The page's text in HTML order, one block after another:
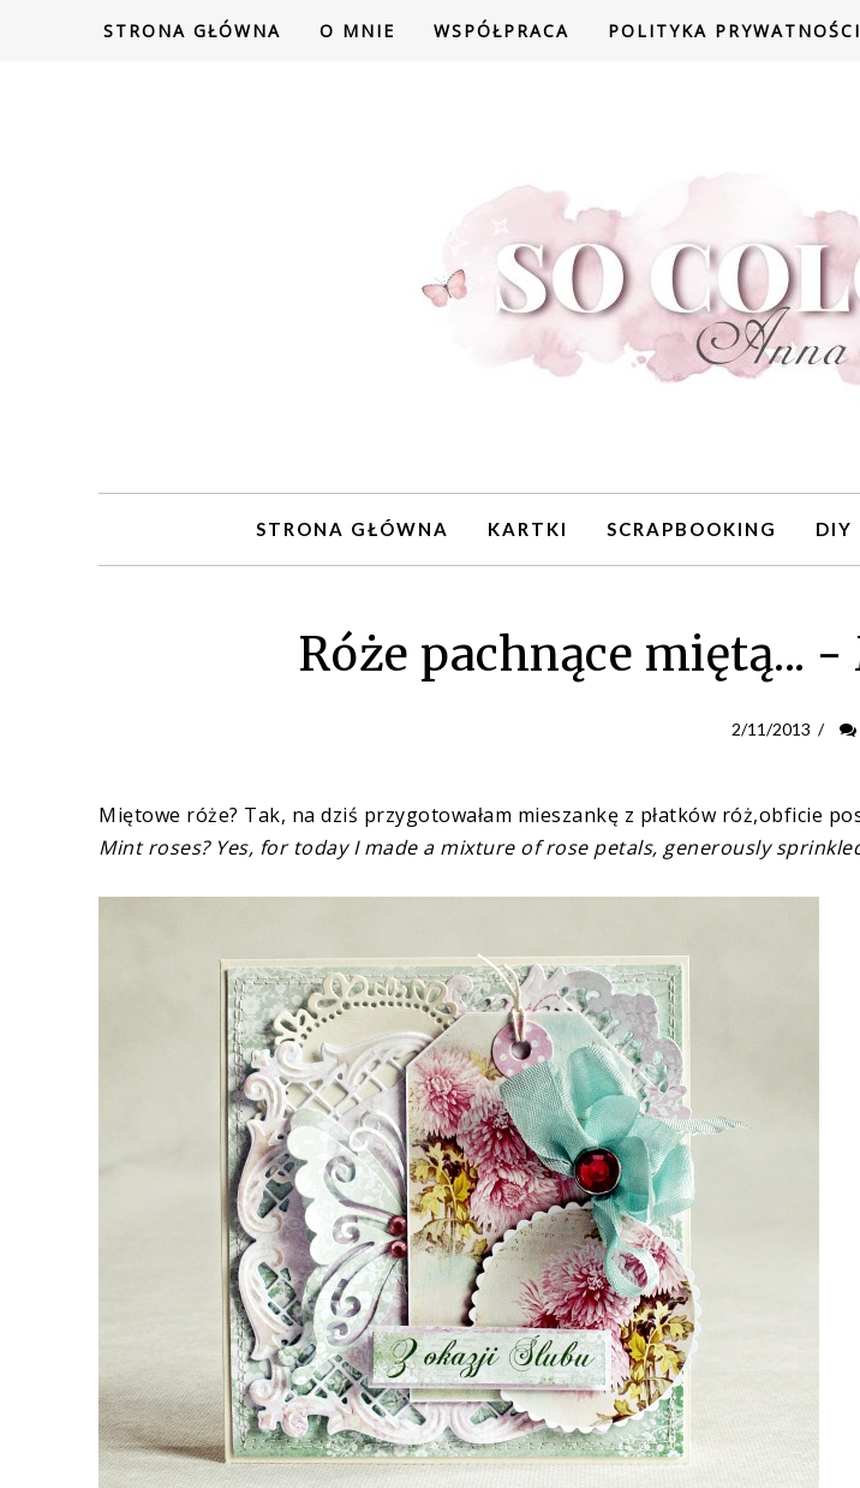
STRONA GŁÓWNA O MNIE WSPÓŁPRACA POLITYKA PRYWATNOŚCI
STRONA GŁÓWNA KARTKI SCRAPBOOKING DIY
Róże pachnące miętą...
2/11/2013 /
Miętowe róże? Tak, na dziś przygotowałam mieszankę z płatków róż,obficie
Mint roses? Yes, for today I made a mixture of rose petals, generously